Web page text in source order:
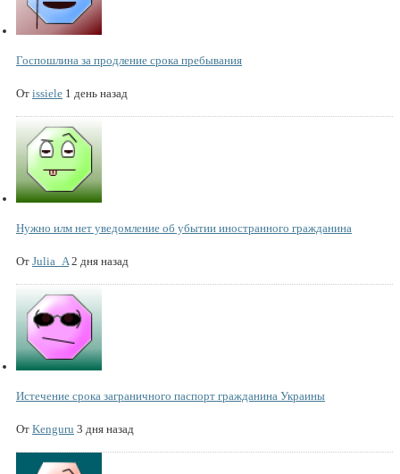
Госпошлина за продление срока пребывания
От issiele 1 день назад
Нужно илм нет уведомление об убытии иностранного гражданина
От Julia_A 2 дня назад
Истечение срока заграничного паспорт гражданина Украины
От Kenguru 3 дня назад